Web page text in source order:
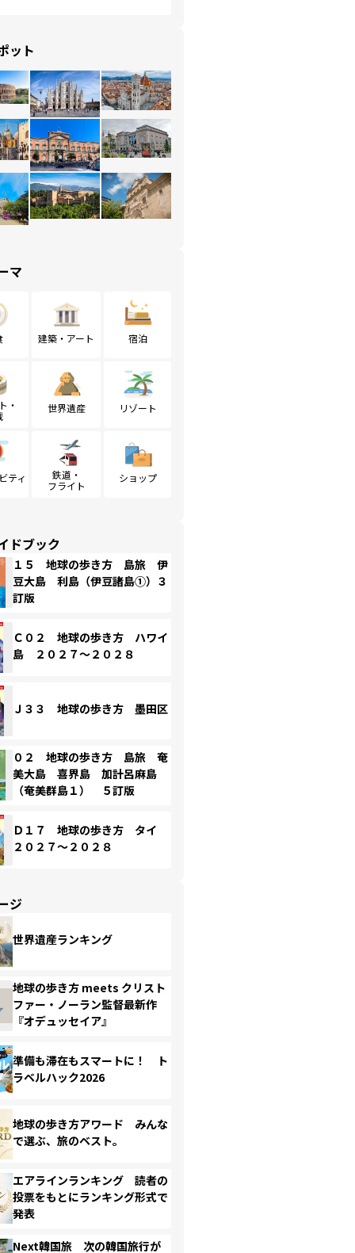
ット
マ
建築・アート 宿泊
・
世界遺産 リゾート
ティ
鉄道・
フライト
ショップ
ドブック
１５ 地球の歩き方 島旅 伊
豆大島 利島（伊豆諸島①）３
訂版
Ｃ０２ 地球の歩き方 ハワイ
島 ２０２７～２０２８
Ｊ３３ 地球の歩き方 墨田区
０２ 地球の歩き方 島旅 奄
美大島 喜界島 加計呂麻島
（奄美群島１） ５訂版
Ｄ１７ 地球の歩き方 タイ
２０２７～２０２８
ジ
世界遺産ランキング
地球の歩き方 meets クリスト
ファー・ノーラン監督最新作
『オデュッセイア』
準備も滞在もスマートに！ ト
ラベルハック2026
地球の歩き方アワード みんな
で選ぶ、旅のベスト。
エアラインランキング 読者の
投票をもとにランキング形式で
発表
Next韓国旅 次の韓国旅行が